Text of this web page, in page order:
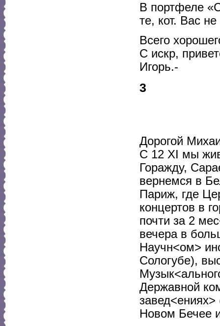
В портфеле
те, кот. Вас
Всего
С искр,
Игорь.-
3
Дорогой
С 12 XI мы
Горажду,
вернемся в
Париж, где
концертов в
почти за 2
вечера в
Научн<ом>
Сологубе),
Державной
завед<ениях>
Новом Бечее